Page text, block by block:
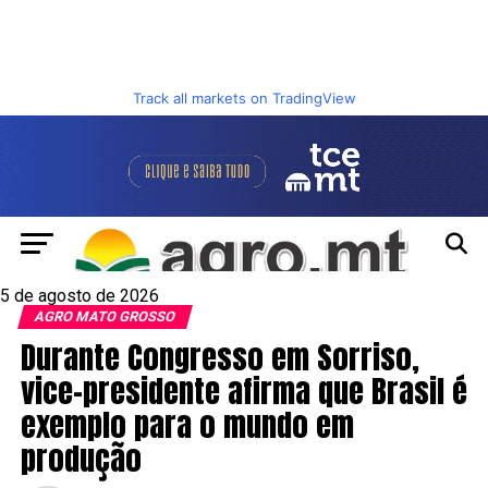
Track all markets on TradingView
5 de agosto de 2026
AGRO MATO GROSSO
Durante Congresso em Sorriso,
vice-presidente afirma que Brasil é
exemplo para o mundo em
produção